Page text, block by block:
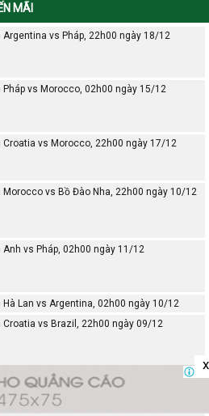
MÃI
Argentina vs Pháp, 22h00 ngày 18/12
Pháp vs Morocco, 02h00 ngày 15/12
Croatia vs Morocco, 22h00 ngày 17/12
Morocco vs Bồ Đào Nha, 22h00 ngày 10/12
Anh vs Pháp, 02h00 ngày 11/12
Hà Lan vs Argentina, 02h00 ngày 10/12
Croatia vs Brazil, 22h00 ngày 09/12
Lan vs Ecuador, 23h00 ngày 25/11
x